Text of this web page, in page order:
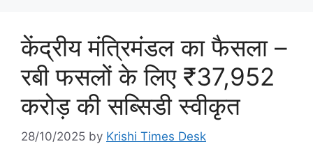
केंद्रीय मंत्रिमंडल का फैसला –
रबी फसलों के लिए ₹37,952
करोड़ की सब्सिडी स्वीकृत
28/10/2025 by Krishi Times Desk